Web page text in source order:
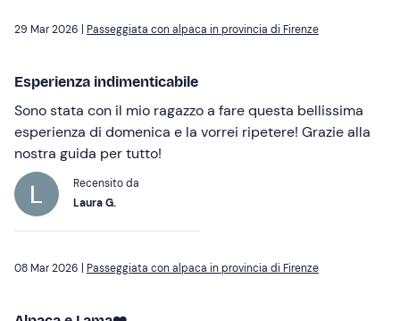
29 Mar 2026 | Passeggiata con alpaca in provincia di Firenze
Esperienza indimenticabile
Sono stata con il mio ragazzo a fare questa bellissima
esperienza di domenica e la vorrei ripetere! Grazie alla
nostra guida per tutto!
Recensito da
Laura G.
08 Mar 2026 | Passeggiata con alpaca in provincia di Firenze